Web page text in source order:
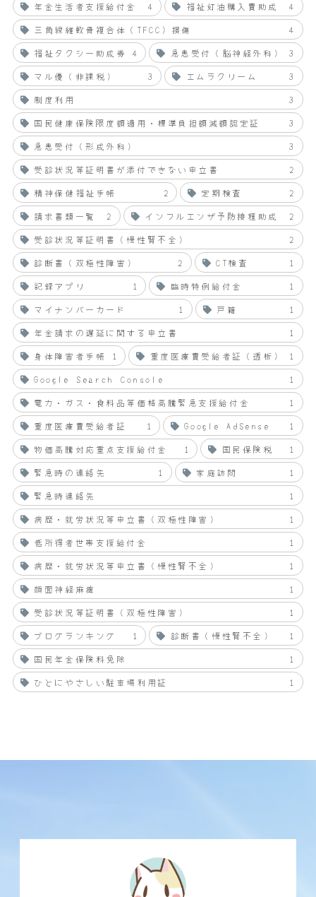
年金生活者支援給付金 4 福祉灯油購入費助成
4
三角線維軟骨複合体（TFCC）損傷
4
福祉タクシー助成券
4 急患受付（脳神経外科）
3
マル優（非課税）
3 エムラクリーム
3
制度利用
3
国民健康保険限度額適用・標準負担額減額認定証
3
急患受付（形成外科）
3
受診状況等証明書が添付できない申立書
2
精神保健福祉手帳
2 定期検査
2
請求書類一覧
2 インフルエンザ予防接種助成
2
受診状況等証明書（慢性腎不全）
2
診断書（双極性障害）
2 CT検査
1
記録アプリ
1 臨時特例給付金
1
マイナンバーカード
1 戸籍
1
年金請求の遅延に関する申立書
1
身体障害者手帳
1 重度医療費受給者証（透析）
1
Google Search Console
1
電力・ガス・食料品等価格高騰緊急支援給付金
1
重度医療費受給者証
1 Google AdSense
1
物価高騰対応重点支援給付金
1 国民保険税
1
緊急時の連絡先
1 家庭訪問
1
緊急時連絡先
1
病歴・就労状況等申立書（双極性障害）
1
低所得者世帯支援給付金
1
病歴・就労状況等申立書（慢性腎不全）
1
顔面神経麻痺
1
受診状況等証明書（双極性障害）
1
ブログランキング
1 診断書（慢性腎不全）
1
国民年金保険料免除
1
ひとにやさしい駐車場利用証
1